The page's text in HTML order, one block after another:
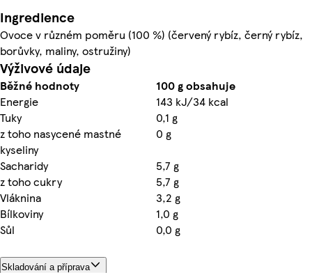
Ingredience
Ovoce v různém poměru (100 %) (červený rybíz, černý rybíz,
borůvky, maliny, ostružiny)
Výživové údaje
Běžné hodnoty
100 g obsahuje
Energie
143 kJ/34 kcal
Tuky
0,1 g
z toho nasycené mastné
kyseliny
0 g
Sacharidy
5,7 g
z toho cukry
5,7 g
Vláknina
3,2 g
Bílkoviny
1,0 g
Sůl
0,0 g
Skladování a příprava